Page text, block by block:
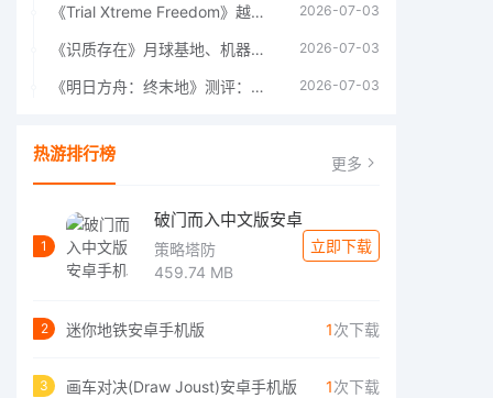
《Trial Xtreme Freedom》越野摩托车测评总结 2026-07-03
《识质存在》月球基地、机器人女孩多年来最佳射击游戏 2026-07-03
《明日方舟：终末地》测评：于荒芜之中，重建文明 2026-07-03
热游排行榜 更多
1
破门而入中文版安卓
策略塔防
459.74 MB
立即下载
2 迷你地铁安卓手机版 1次下载
3 画车对决(Draw Joust)安卓手机版 1次下载